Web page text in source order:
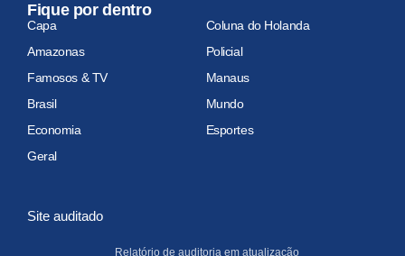
Fique por dentro
Capa
Coluna do Holanda
Amazonas
Policial
Famosos & TV
Manaus
Brasil
Mundo
Economia
Esportes
Geral
Site auditado
Relatório de auditoria em atualização